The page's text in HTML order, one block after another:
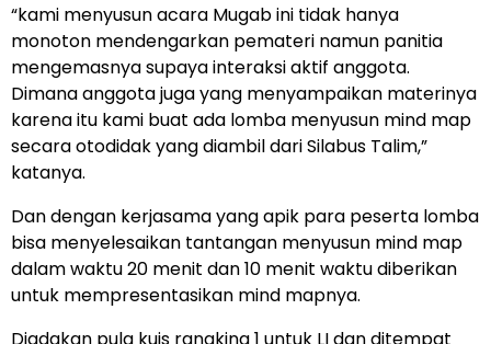
“kami menyusun acara Mugab ini tidak hanya
monoton mendengarkan pemateri namun panitia
mengemasnya supaya interaksi aktif anggota.
Dimana anggota juga yang menyampaikan materinya
karena itu kami buat ada lomba menyusun mind map
secara otodidak yang diambil dari Silabus Talim,”
katanya.
Dan dengan kerjasama yang apik para peserta lomba
bisa menyelesaikan tantangan menyusun mind map
dalam waktu 20 menit dan 10 menit waktu diberikan
untuk mempresentasikan mind mapnya.
Diadakan pula kuis rangking 1 untuk LI dan ditempat